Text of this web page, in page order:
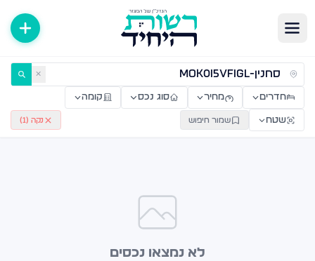
דירות למכירה ולהשכרה — רשות היחיד ✕
חדרים מחיר סוג נכס קומה
שטח שמור חיפוש נקה ( 1
)
לא נמצאו נכסים